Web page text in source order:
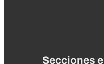
Secciones